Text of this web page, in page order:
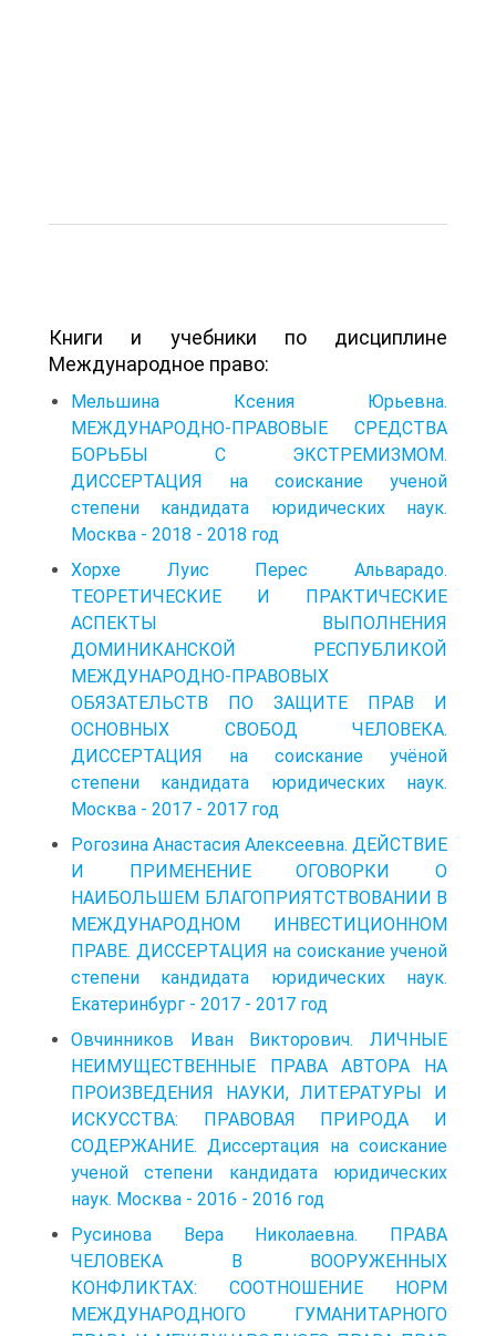
Книги и учебники по дисциплине
Международное право:
Мельшина Ксения Юрьевна.
МЕЖДУНАРОДНО-ПРАВОВЫЕ СРЕДСТВА
БОРЬБЫ С ЭКСТРЕМИЗМОМ.
ДИССЕРТАЦИЯ на соискание ученой
степени кандидата юридических наук.
Москва - 2018 - 2018 год
Хорхе Луис Перес Альварадо.
ТЕОРЕТИЧЕСКИЕ И ПРАКТИЧЕСКИЕ
АСПЕКТЫ ВЫПОЛНЕНИЯ
ДОМИНИКАНСКОЙ РЕСПУБЛИКОЙ
МЕЖДУНАРОДНО-ПРАВОВЫХ
ОБЯЗАТЕЛЬСТВ ПО ЗАЩИТЕ ПРАВ И
ОСНОВНЫХ СВОБОД ЧЕЛОВЕКА.
ДИССЕРТАЦИЯ на соискание учёной
степени кандидата юридических наук.
Москва - 2017 - 2017 год
Рогозина Анастасия Алексеевна. ДЕЙСТВИЕ
И ПРИМЕНЕНИЕ ОГОВОРКИ О
НАИБОЛЬШЕМ БЛАГОПРИЯТСТВОВАНИИ В
МЕЖДУНАРОДНОМ ИНВЕСТИЦИОННОМ
ПРАВЕ. ДИССЕРТАЦИЯ на соискание ученой
степени кандидата юридических наук.
Екатеринбург - 2017 - 2017 год
Овчинников Иван Викторович. ЛИЧНЫЕ
НЕИМУЩЕСТВЕННЫЕ ПРАВА АВТОРА НА
ПРОИЗВЕДЕНИЯ НАУКИ, ЛИТЕРАТУРЫ И
ИСКУССТВА: ПРАВОВАЯ ПРИРОДА И
СОДЕРЖАНИЕ. Диссертация на соискание
ученой степени кандидата юридических
наук. Москва - 2016 - 2016 год
Русинова Вера Николаевна. ПРАВА
ЧЕЛОВЕКА В ВООРУЖЕННЫХ
КОНФЛИКТАХ: СООТНОШЕНИЕ НОРМ
МЕЖДУНАРОДНОГО ГУМАНИТАРНОГО